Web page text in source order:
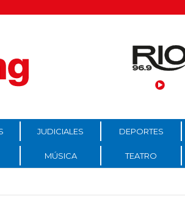
JUDICIALES DEPORTES
MÚSICA TEATRO